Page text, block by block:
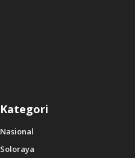
Kategori
Nasional
Soloraya